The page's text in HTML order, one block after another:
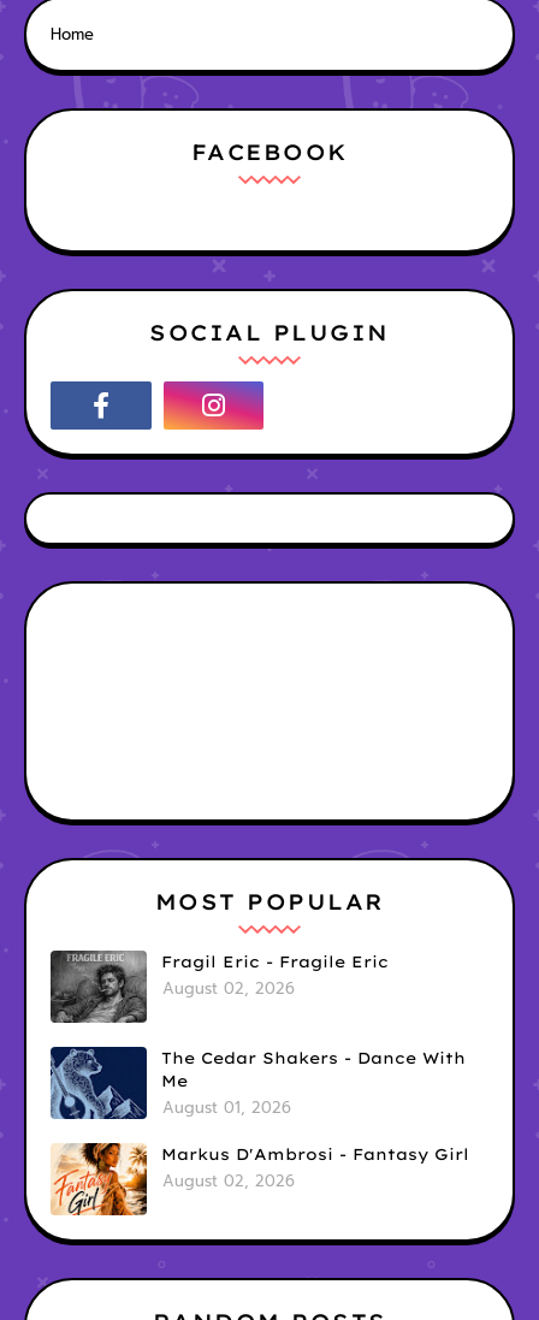
Home
FACEBOOK
SOCIAL PLUGIN
MOST POPULAR
Fragil Eric - Fragile Eric
August 02, 2026
The Cedar Shakers - Dance With
Me
August 01, 2026
Markus D'Ambrosi - Fantasy Girl
August 02, 2026